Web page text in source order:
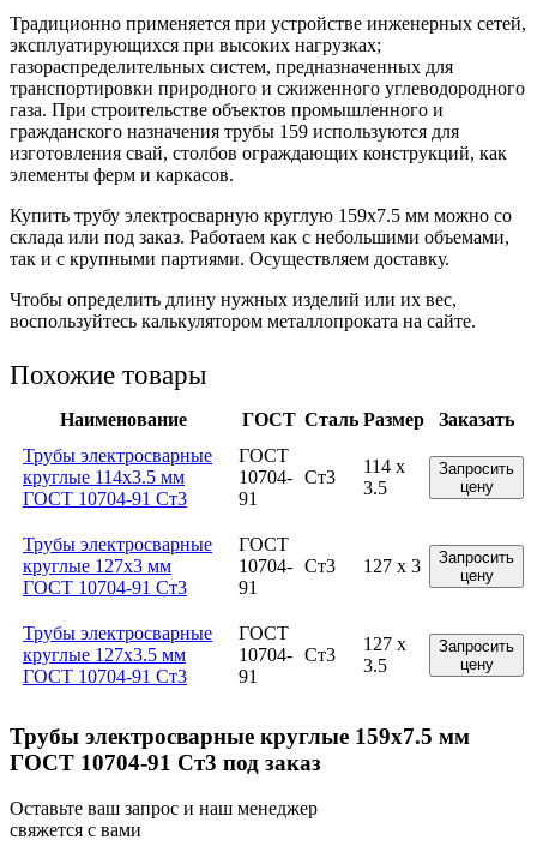
Традиционно применяется при устройстве инженерных сетей,
эксплуатирующихся при высоких нагрузках;
газораспределительных систем, предназначенных для
транспортировки природного и сжиженного углеводородного
газа. При строительстве объектов промышленного и
гражданского назначения трубы 159 используются для
изготовления свай, столбов ограждающих конструкций, как
элементы ферм и каркасов.
Купить трубу электросварную круглую 159х7.5 мм можно со
склада или под заказ. Работаем как с небольшими объемами,
так и с крупными партиями. Осуществляем доставку.
Чтобы определить длину нужных изделий или их вес,
воспользуйтесь калькулятором металлопроката на сайте.
Похожие товары
Наименование ГОСТ Сталь Размер
Заказать
Трубы электросварные
круглые 114x3.5 мм
ГОСТ 10704-91 Ст3
ГОСТ
10704-
91
Ст3
114 x
3.5
Запросить
цену
Трубы электросварные
круглые 127x3 мм
ГОСТ 10704-91 Ст3
ГОСТ
10704-
91
Ст3 127 x 3
Запросить
цену
Трубы электросварные
круглые 127x3.5 мм
ГОСТ 10704-91 Ст3
ГОСТ
10704-
91
Ст3
127 x
3.5
Запросить
цену
Трубы электросварные круглые 159x7.5 мм
ГОСТ 10704-91 Ст3 под заказ
Оставьте ваш запрос и наш менеджер
свяжется с вами